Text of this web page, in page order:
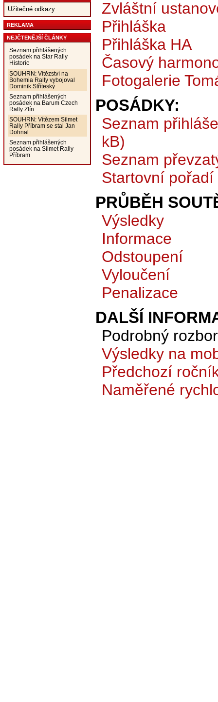
Užitečné odkazy
REKLAMA
NEJČTENĚJŠÍ ČLÁNKY
Seznam přihlášených
posádek na Star Rally
Historic
SOUHRN: Vítězství na
Bohemia Rally vybojoval
Dominik Stříteský
Seznam přihlášených
posádek na Barum Czech
Rally Zlín
SOUHRN: Vítězem Silmet
Rally Příbram se stal Jan
Dohnal
Seznam přihlášených
posádek na Silmet Rally
Příbram
Zvláštní
Přihláška
Přihláška HA
Časový
Fotogalerie
POSÁDKY:
Seznam
kB)
Seznam
Startovní pořadí
PRŮBĚH
Výsledky
Informace
Odstoupení
Vyloučení
Penalizace
DALŠÍ
Podrobný
Výsledky na
Předchozí
Naměřené